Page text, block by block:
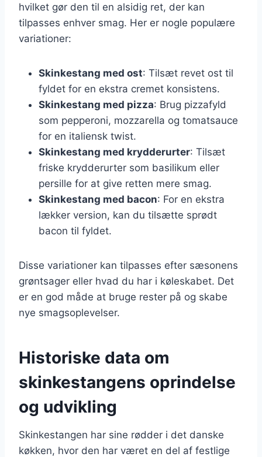
hvilket gør den til en alsidig ret, der kan
tilpasses enhver smag. Her er nogle populære
variationer:
Skinkestang med ost: Tilsæt revet ost til
fyldet for en ekstra cremet konsistens.
Skinkestang med pizza: Brug pizzafyld
som pepperoni, mozzarella og tomatsauce
for en italiensk twist.
Skinkestang med krydderurter: Tilsæt
friske krydderurter som basilikum eller
persille for at give retten mere smag.
Skinkestang med bacon: For en ekstra
lækker version, kan du tilsætte sprødt
bacon til fyldet.
Disse variationer kan tilpasses efter sæsonens
grøntsager eller hvad du har i køleskabet. Det
er en god måde at bruge rester på og skabe
nye smagsoplevelser.
Historiske data om
skinkestangens oprindelse
og udvikling
Skinkestangen har sine rødder i det danske
køkken, hvor den har været en del af festlige